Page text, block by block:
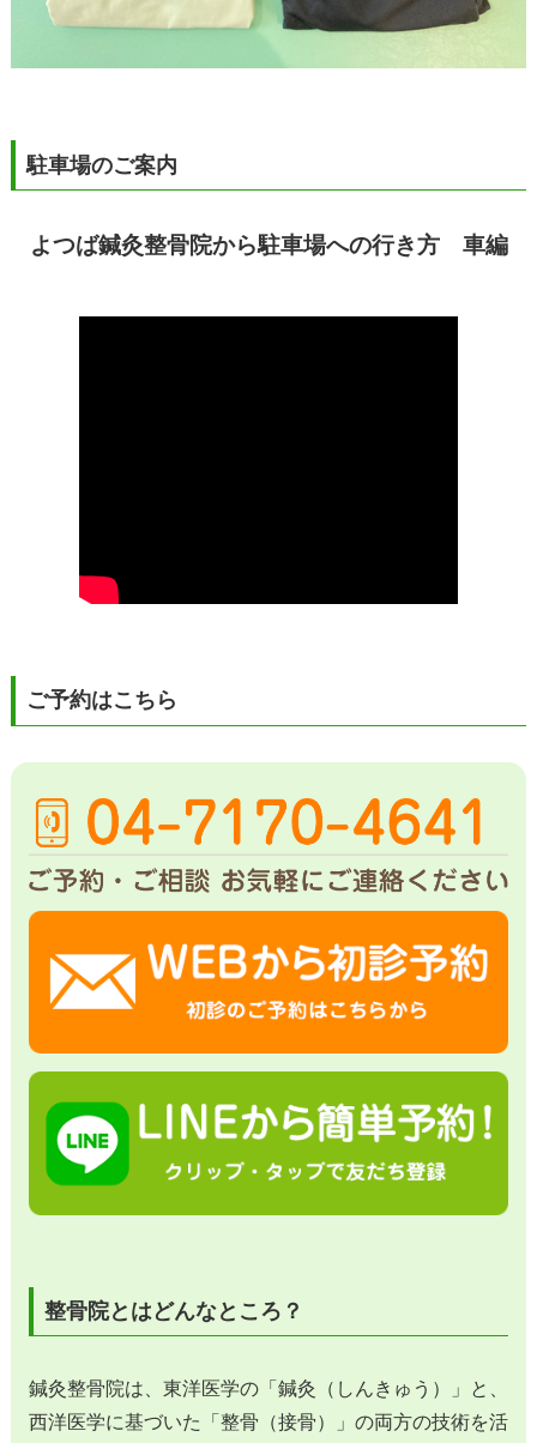
駐車場のご案内
よつば鍼灸整骨院から駐車場への行き方 車編
ご予約はこちら
整骨院とはどんなところ？
鍼灸整骨院は、東洋医学の「鍼灸（しんきゅう）」と、
西洋医学に基づいた「整骨（接骨）」の両方の技術を活